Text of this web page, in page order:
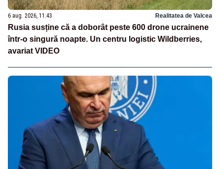
6 aug. 2026, 11:43 Realitatea de Valcea
Rusia susține că a doborât peste 600 drone ucrainene
într-o singură noapte. Un centru logistic Wildberries,
avariat VIDEO